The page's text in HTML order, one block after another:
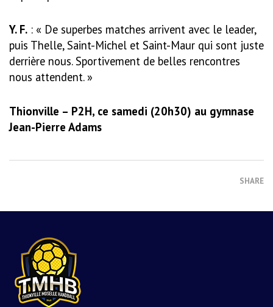
Y. F. : « De superbes matches arri­vent avec le leader,
puis Thelle, Saint-Michel et Saint-Maur qui sont juste
derrière nous. Sportive­ment de belles rencontres
nous at­tendent. »
Thionville – P2H, ce samedi (20h30) au gymnase
Jean-Pierre Adams
SHARE